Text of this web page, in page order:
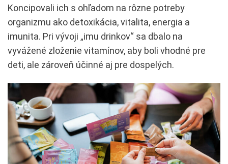
Koncipovali ich s ohľadom na rôzne potreby
organizmu ako detoxikácia, vitalita, energia a
imunita. Pri vývoji „imu drinkov“ sa dbalo na
vyvážené zloženie vitamínov, aby boli vhodné pre
deti, ale zároveň účinné aj pre dospelých.